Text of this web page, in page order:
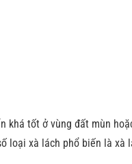
tốt ở vùng đất mùn
loại xà lách phổ biến là